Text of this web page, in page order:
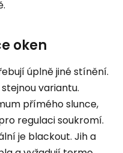
oken
úplně jiné stínění.
variantu.
přímého slunce,
regulaci soukromí.
je blackout. Jih a